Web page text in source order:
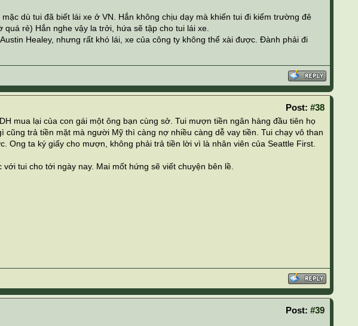
dù tui đã biết lái xe ở VN. Hắn không chịu dạy mà khiến tui đi kiếm trường đê
rẻ) Hắn nghe vậy la trởi, hứa sẽ tập cho tui lái xe.
Healey, nhưng rất khó lái, xe của công ty không thể xài được. Đành phải đi
Post: #38
mua lại của con gái một ông bạn cùng sở. Tui mượn tiền ngân hàng đầu tiên họ
trả tiền mặt mà người Mỹ thì càng nợ nhiều càng dễ vay tiền. Tui chạy vô than
Ong ta ký giấy cho mượn, không phải trả tiền lời vì là nhân viên của Seattle First.
tui cho tới ngày nay. Mai mốt hứng sẽ viết chuyện bên lề.
Post: #39